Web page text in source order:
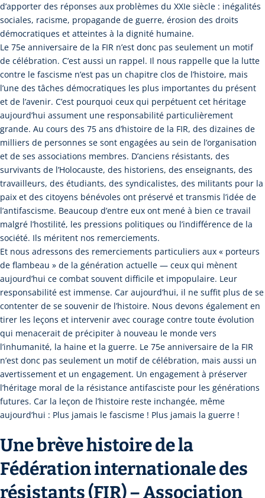
d’apporter des réponses aux problèmes du XXIe siècle : inégalités
sociales, racisme, propagande de guerre, érosion des droits
démocratiques et atteintes à la dignité humaine.
Le 75e anniversaire de la FIR n’est donc pas seulement un motif
de célébration. C’est aussi un rappel. Il nous rappelle que la lutte
contre le fascisme n’est pas un chapitre clos de l’histoire, mais
l’une des tâches démocratiques les plus importantes du présent
et de l’avenir. C’est pourquoi ceux qui perpétuent cet héritage
aujourd’hui assument une responsabilité particulièrement
grande. Au cours des 75 ans d’histoire de la FIR, des dizaines de
milliers de personnes se sont engagées au sein de l’organisation
et de ses associations membres. D’anciens résistants, des
survivants de l’Holocauste, des historiens, des enseignants, des
travailleurs, des étudiants, des syndicalistes, des militants pour la
paix et des citoyens bénévoles ont préservé et transmis l’idée de
l’antifascisme. Beaucoup d’entre eux ont mené à bien ce travail
malgré l’hostilité, les pressions politiques ou l’indifférence de la
société. Ils méritent nos remerciements.
Et nous adressons des remerciements particuliers aux « porteurs
de flambeau » de la génération actuelle — ceux qui mènent
aujourd’hui ce combat souvent difficile et impopulaire. Leur
responsabilité est immense. Car aujourd’hui, il ne suffit plus de se
contenter de se souvenir de l’histoire. Nous devons également en
tirer les leçons et intervenir avec courage contre toute évolution
qui menacerait de précipiter à nouveau le monde vers
l’inhumanité, la haine et la guerre. Le 75e anniversaire de la FIR
n’est donc pas seulement un motif de célébration, mais aussi un
avertissement et un engagement. Un engagement à préserver
l’héritage moral de la résistance antifasciste pour les générations
futures. Car la leçon de l’histoire reste inchangée, même
aujourd’hui : Plus jamais le fascisme ! Plus jamais la guerre !
Une brève histoire de la
Fédération internationale des
résistants (FIR) – Association